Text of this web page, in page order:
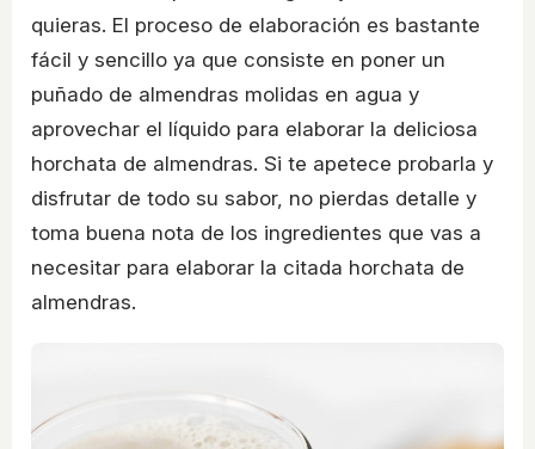
quieras. El proceso de elaboración es bastante
fácil y sencillo ya que consiste en poner un
puñado de almendras molidas en agua y
aprovechar el líquido para elaborar la deliciosa
horchata de almendras. Si te apetece probarla y
disfrutar de todo su sabor, no pierdas detalle y
toma buena nota de los ingredientes que vas a
necesitar para elaborar la citada horchata de
almendras.